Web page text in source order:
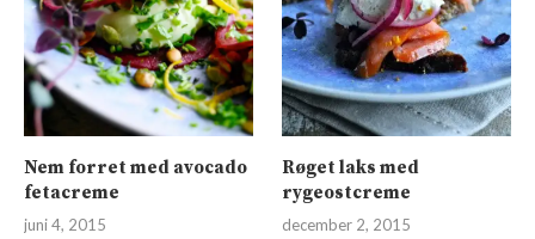
Nem forret med avocado
fetacreme
juni 4, 2015
Røget laks med
rygeostcreme
december 2, 2015